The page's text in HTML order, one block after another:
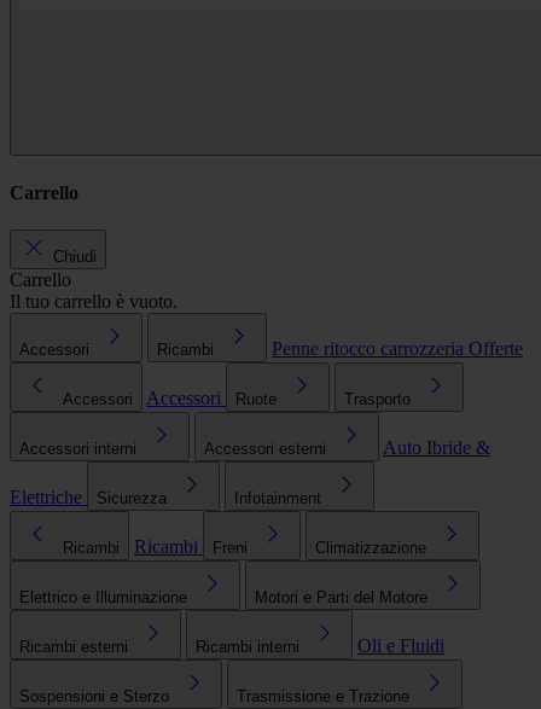
Carrello
Chiudi
Carrello
Il tuo carrello è vuoto.
Accessori Ricambi Penne ritocco carrozzeria Offerte
Accessori Accessori Ruote Trasporto
Accessori interni Accessori esterni Auto Ibride &
Elettriche Sicurezza Infotainment
Ricambi Ricambi Freni Climatizzazione
Elettrico e Illuminazione Motori e Parti del Motore
Ricambi esterni Ricambi interni Oli e Fluidi
Sospensioni e Sterzo Trasmissione e Trazione